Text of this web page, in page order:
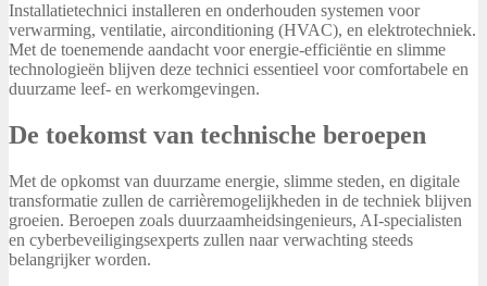
Installatietechnici installeren en onderhouden systemen voor
verwarming, ventilatie, airconditioning (HVAC), en elektrotechniek.
Met de toenemende aandacht voor energie-efficiëntie en slimme
technologieën blijven deze technici essentieel voor comfortabele en
duurzame leef- en werkomgevingen.
De toekomst van technische beroepen
Met de opkomst van duurzame energie, slimme steden, en digitale
transformatie zullen de carrièremogelijkheden in de techniek blijven
groeien. Beroepen zoals duurzaamheidsingenieurs, AI-specialisten
en cyberbeveiligingsexperts zullen naar verwachting steeds
belangrijker worden.